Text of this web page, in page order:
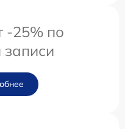
-25% по